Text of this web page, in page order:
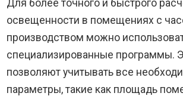
Для более точного и быстрого
освещенности в помещениях с
производством можно
специализированные программы.
позволяют учитывать все
параметры, такие как площадь